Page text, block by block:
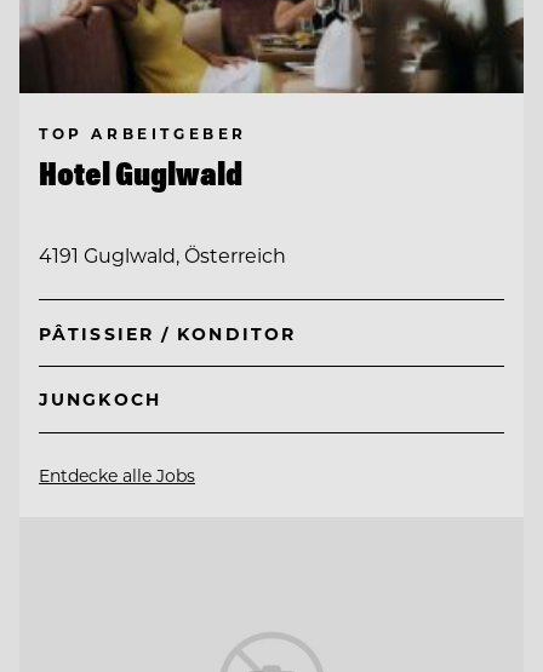
TOP ARBEITGEBER
Hotel Guglwald
4191 Guglwald, Österreich
PÂTISSIER / KONDITOR
JUNGKOCH
Entdecke alle Jobs